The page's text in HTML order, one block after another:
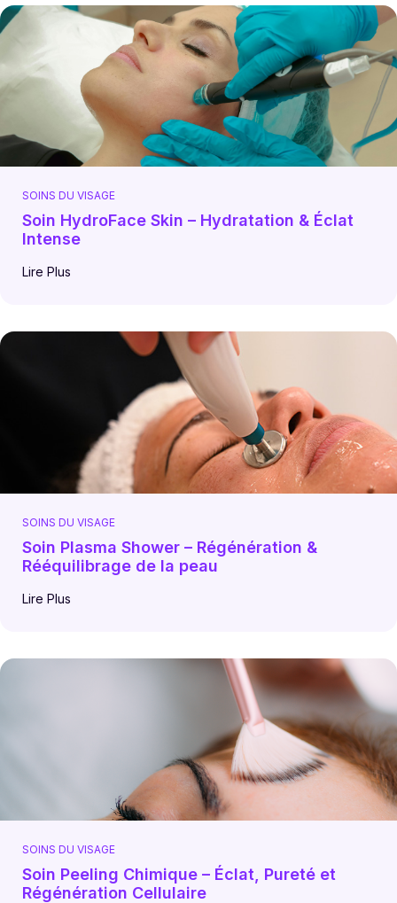
SOINS DU VISAGE
Soin HydroFace Skin – Hydratation & Éclat
Intense
Lire Plus
SOINS DU VISAGE
Soin Plasma Shower – Régénération &
Rééquilibrage de la peau
Lire Plus
SOINS DU VISAGE
Soin Peeling Chimique – Éclat, Pureté et
Régénération Cellulaire